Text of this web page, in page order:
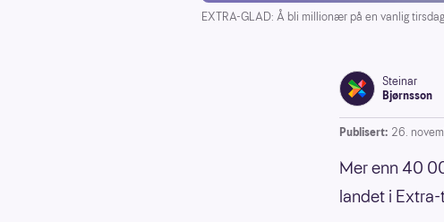
EXTRA-GLAD: Å bli millionær på en vanlig
Steinar
Bjørnsson
Publisert: 26.
Mer enn 40
landet i